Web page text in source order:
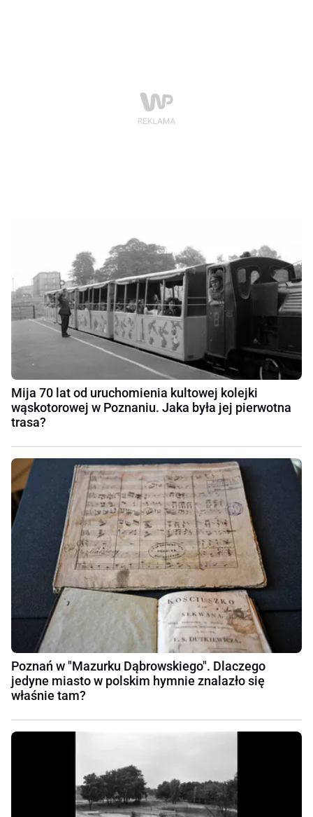
Mija 70 lat od uruchomienia kultowej kolejki
wąskotorowej w Poznaniu. Jaka była jej pierwotna
trasa?
Poznań w "Mazurku Dąbrowskiego". Dlaczego
jedyne miasto w polskim hymnie znalazło się
właśnie tam?